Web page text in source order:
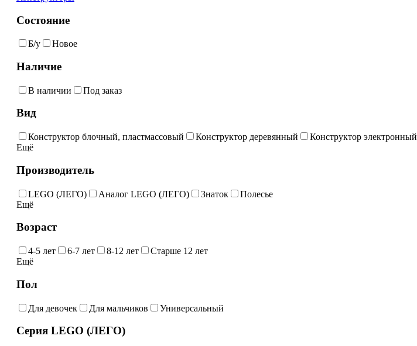
Состояние
Б/у Новое
Наличие
В наличии Под заказ
Вид
Конструктор блочный, пластмассовый Конструктор деревянный Конструктор электронный
Ещё
Производитель
LEGO (ЛЕГО) Аналог LEGO (ЛЕГО) Знаток
Полесье
Ещё
Возраст
4-5 лет 6-7 лет 8-12 лет
Старше 12 лет
Ещё
Пол
Для девочек Для мальчиков Универсальный
Серия LEGO (ЛЕГО)